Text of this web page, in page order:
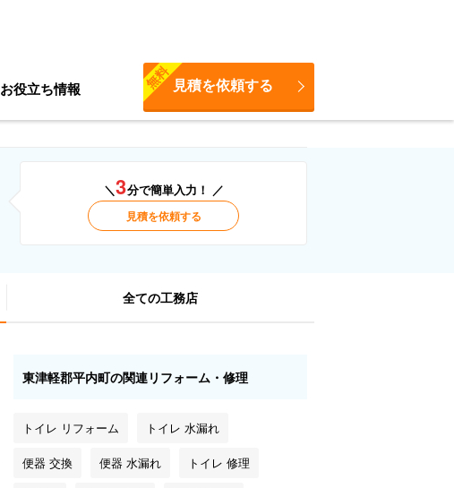
お役立ち情報 見積を依頼する
無料
＼3分で簡単入力！ ／
見積を依頼する
全ての工務店
東津軽郡平内町の関連リフォーム・修理
トイレ リフォーム トイレ 水漏れ
便器 交換 便器 水漏れ トイレ 修理